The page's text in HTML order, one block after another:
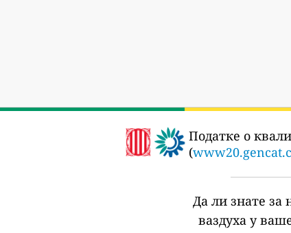
Податке о
(
Да ли знате за
ваздуха у